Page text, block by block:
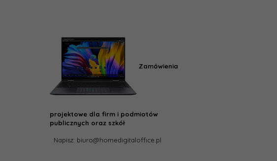
Zamówienia
projektowe dla firm i podmiotów
publicznych oraz szkół
Napisz: biuro@homedigitaloffice.pl